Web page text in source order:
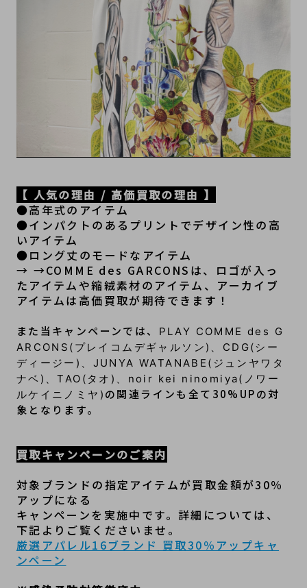
【 人気の理由 / 高価買取の理由 】
●高年式のアイテム
●インパクトのあるプリントでデザイン性の高
いアイテム
●ロング丈のモードなアイテム
→ →COMME des GARCONSは、ロゴが入っ
たアイテムや縮絨素材のアイテム、アーカイブ
アイテムは高価買取が期待できます！
また当キャンペーンでは、
PLAY COMME des G
ARCONS(プレイコムデギャルソン)、CDG(シー
ディージー)、JUNYA WATANABE(ジュンヤワタ
ナベ)、TAO(タオ)、noir kei ninomiya(ノワー
ルケイニノミヤ) の関連ラインも全て30%UPの対
象となります。
買取キャンペーンのご案内
対象ブランドの指定アイテムが買取金額が30％
アップになる
キャンペーンを実施中です。詳細については、
下記よりご覧くださいませ。
厳選アパレル16ブランド 買取30％アップキャ
ンペーン